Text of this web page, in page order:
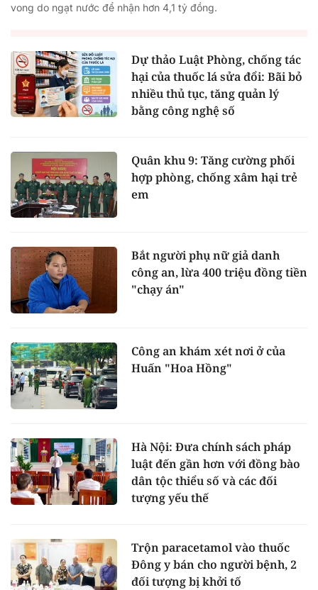
vong do ngạt nước để nhận hơn 4,1 tỷ đồng.
Dự thảo Luật Phòng, chống tác
hại của thuốc lá sửa đổi: Bãi bỏ
nhiều thủ tục, tăng quản lý
bằng công nghệ số
Quân khu 9: Tăng cường phối
hợp phòng, chống xâm hại trẻ
em
Bắt người phụ nữ giả danh
công an, lừa 400 triệu đồng tiền
"chạy án"
Công an khám xét nơi ở của
Huấn "Hoa Hồng"
Hà Nội: Đưa chính sách pháp
luật đến gần hơn với đồng bào
dân tộc thiểu số và các đối
tượng yếu thế
Trộn paracetamol vào thuốc
Đông y bán cho người bệnh, 2
đối tượng bị khởi tố